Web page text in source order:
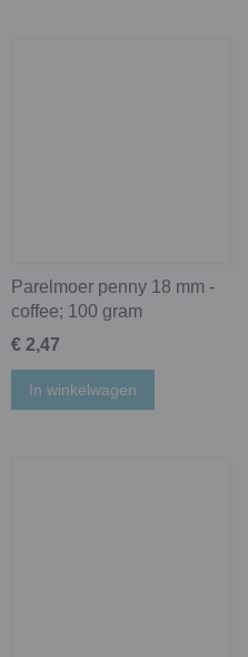
Parelmoer penny 18 mm -
coffee; 100 gram
€ 2,47
In winkelwagen